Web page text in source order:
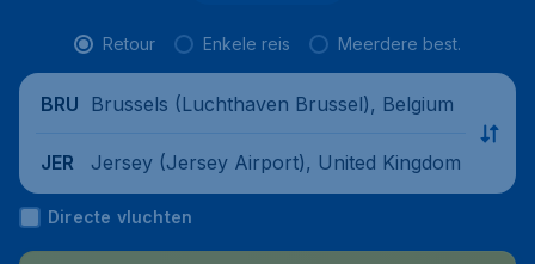
Retour Enkele reis Meerdere best.
BRU Brussels (Luchthaven Brussel), Belgium
JER Jersey (Jersey Airport), United Kingdom
Directe vluchten